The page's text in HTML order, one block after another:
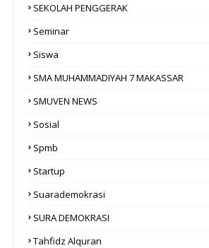
SEKOLAH PENGGERAK
Seminar
Siswa
SMA MUHAMMADIYAH 7 MAKASSAR
SMUVEN NEWS
Sosial
Spmb
Startup
Suarademokrasi
SURA DEMOKRASI
Tahfidz Alquran